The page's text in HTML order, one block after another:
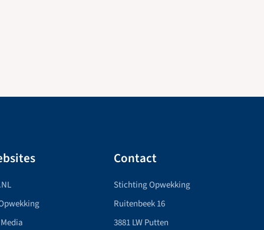
Contact
Stichting Opwekking
Ruitenbeek 16
3881 LW Putten